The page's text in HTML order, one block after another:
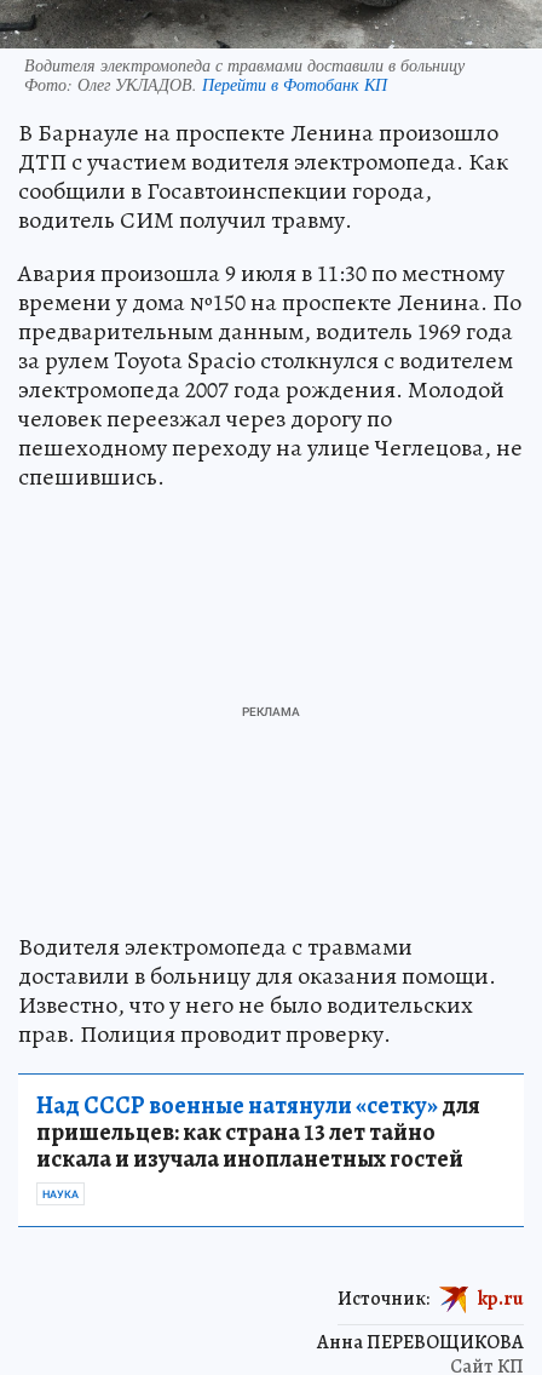
Водителя электромопеда с травмами доставили в больницу
Фото: Олег УКЛАДОВ. Перейти в Фотобанк КП
В Барнауле на проспекте Ленина произошло
ДТП с участием водителя электромопеда. Как
сообщили в Госавтоинспекции города,
водитель СИМ получил травму.
Авария произошла 9 июля в 11:30 по местному
времени у дома №150 на проспекте Ленина. По
предварительным данным, водитель 1969 года
за рулем Toyota Spacio столкнулся с водителем
электромопеда 2007 года рождения. Молодой
человек переезжал через дорогу по
пешеходному переходу на улице Чеглецова, не
спешившись.
Водителя электромопеда с травмами
доставили в больницу для оказания помощи.
Известно, что у него не было водительских
прав. Полиция проводит проверку.
Над СССР военные натянули «сетку»для
пришельцев: как страна 13 лет тайно
искала и изучала инопланетных гостей
НАУКА
Анна ПЕРЕВОЩИКОВА
Сайт КП
Источник: kp.ru